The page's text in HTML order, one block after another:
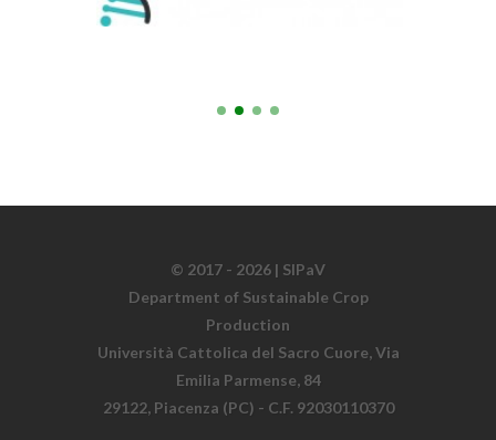
© 2017 - 2026 | SIPaV
Department of Sustainable Crop
Production
Università Cattolica del Sacro Cuore, Via
Emilia Parmense, 84
29122, Piacenza (PC) - C.F. 92030110370